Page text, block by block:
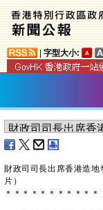
字型大小:
財政司司長出席香港造
片）
＊ ＊ ＊ ＊ ＊ ＊ ＊ ＊ ＊ ＊ ＊